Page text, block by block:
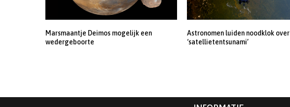
Marsmaantje Deimos mogelijk een
wedergeboorte
Astronomen luiden noodklok over
‘satellietentsunami’